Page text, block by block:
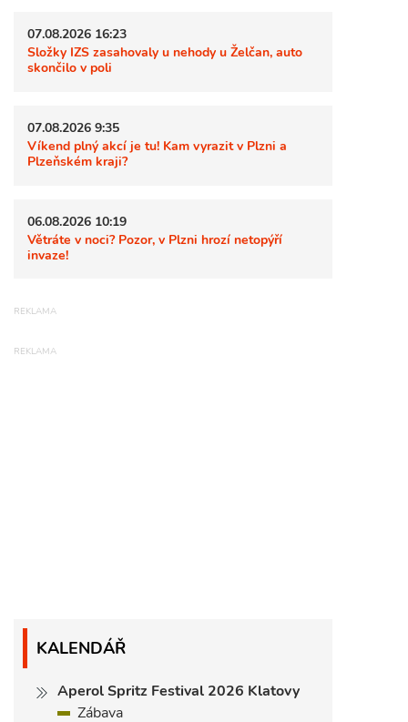
07.08.2026 16:23
Složky IZS zasahovaly u nehody u Želčan, auto
skončilo v poli
07.08.2026 9:35
Víkend plný akcí je tu! Kam vyrazit v Plzni a
Plzeňském kraji?
06.08.2026 10:19
Větráte v noci? Pozor, v Plzni hrozí netopýří
invaze!
KALENDÁŘ
Aperol Spritz Festival 2026 Klatovy
Zábava